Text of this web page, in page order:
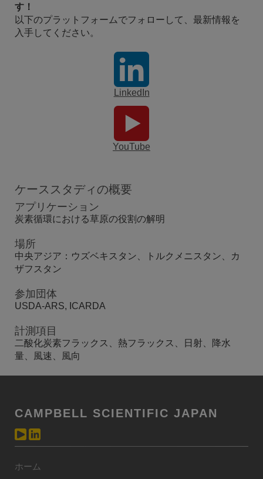
す！
以下のプラットフォームでフォローして、最新情報を
入手してください。
LinkedIn
YouTube
ケーススタディの概要
アプリケーション
炭素循環における草原の役割の解明
場所
中央アジア：ウズベキスタン、トルクメニスタン、カ
ザフスタン
参加団体
USDA-ARS, ICARDA
計測項目
二酸化炭素フラックス、熱フラックス、日射、降水
量、風速、風向
CAMPBELL SCIENTIFIC JAPAN
ホーム